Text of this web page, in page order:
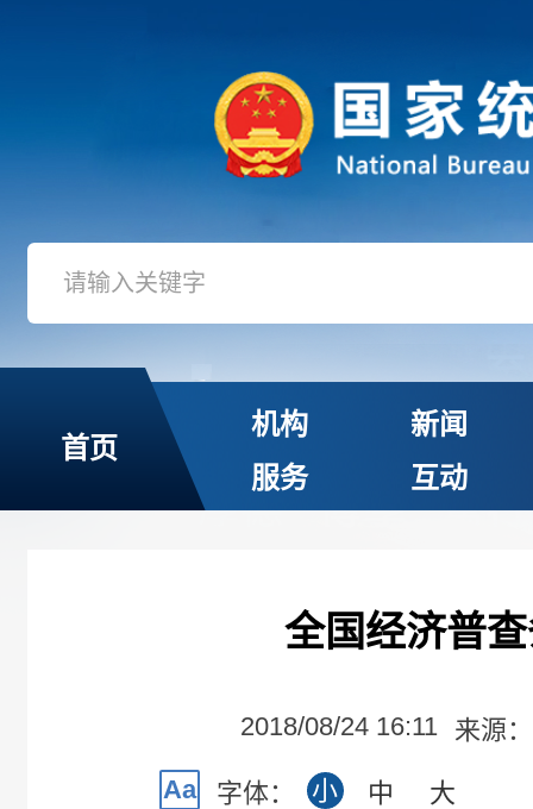
首页
机构
新闻
服务
互动
全国经济普
2018/08/24 16:11 来源
Aa
字体： 小 中 大